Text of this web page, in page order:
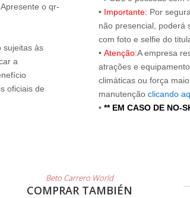
o qr-
sujeitas às
a
oficiais de
• Importante: Por
não presencial, poderá
com foto e selfie do
• Atenção:A empresa
atrações e
climáticas ou força
manutenção clicando
• ** EM CASO DE NO-
Beto Carrero World
COMPRAR TAMBIÉN